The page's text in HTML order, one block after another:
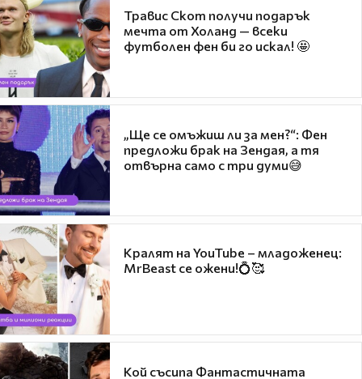
Травис Скот получи подарък
мечта от Холанд — всеки
футболен фен би го искал! 🤩
„Ще се омъжиш ли за мен?“: Фен
предложи брак на Зендая, а тя
отвърна само с три думи😅
Кралят на YouTube – младоженец:
MrBeast се ожени!💍🥰
Кой съсипа Фантастичната